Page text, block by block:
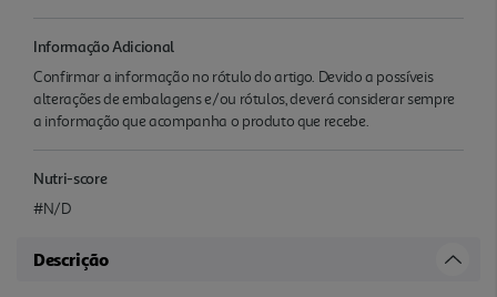
Informação Adicional
Confirmar a informação no rótulo do artigo. Devido a possíveis
alterações de embalagens e/ou rótulos, deverá considerar sempre
a informação que acompanha o produto que recebe.
Nutri-score
#N/D
Descrição